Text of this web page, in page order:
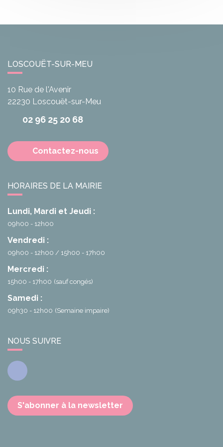
LOSCOUËT-SUR-MEU
10 Rue de l'Avenir
22230 Loscouët-sur-Meu
02 96 25 20 68
Contactez-nous
HORAIRES DE LA MAIRIE
Lundi, Mardi et Jeudi :
09h00 - 12h00
Vendredi :
09h00 - 12h00 15h00 - 17h00
Mercredi :
15h00 - 17h00 (sauf congés)
Samedi :
09h30 - 12h00 (Semaine impaire)
NOUS SUIVRE
Facebook
S'abonner à la newsletter